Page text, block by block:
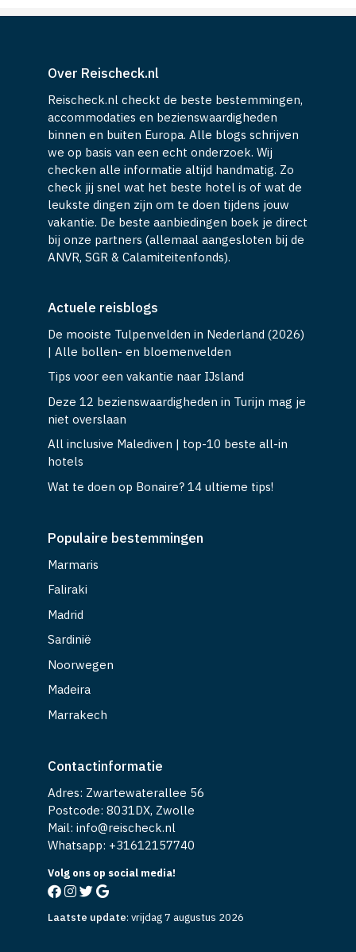
Over Reischeck.nl
Reischeck.nl checkt de beste bestemmingen,
accommodaties en bezienswaardigheden
binnen en buiten Europa. Alle blogs schrijven
we op basis van een echt onderzoek. Wij
checken alle informatie altijd handmatig. Zo
check jij snel wat het beste hotel is of wat de
leukste dingen zijn om te doen tijdens jouw
vakantie. De beste aanbiedingen boek je direct
Actuele reisblogs
| Alle bollen- en bloemenvelden
Tips voor een vakantie naar IJsland
niet overslaan
hotels
Populaire bestemmingen
Marmaris
Faliraki
Madrid
Sardinië
Noorwegen
Madeira
Contactinformatie
Adres: Zwartewaterallee 56
Postcode: 8031DX, Zwolle
Whatsapp: +31612157740